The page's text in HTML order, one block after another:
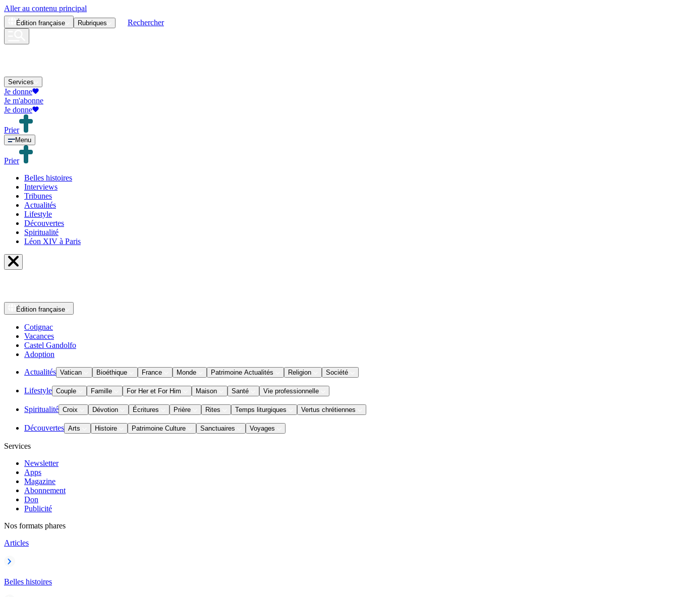
Aller au contenu principal
Édition française Rubriques Rechercher
Services
Je donne
Je m'abonne
Je donne
Prier
Menu
Prier
Belles histoires
Interviews
Tribunes
Actualités
Lifestyle
Découvertes
Spiritualité
Léon XIV à Paris
Édition française
Cotignac
Vacances
Castel Gandolfo
Adoption
Actualités Vatican Bioéthique France Monde Patrimoine Actualités Religion Société
Lifestyle Couple Famille For Her et For Him Maison Santé Vie professionnelle
Spiritualité Croix Dévotion Écritures Prière Rites Temps liturgiques Vertus chrétiennes
Découvertes Arts Histoire Patrimoine Culture Sanctuaires Voyages
Services
Newsletter
Apps
Magazine
Abonnement
Don
Publicité
Nos formats phares
Articles
Belles histoires